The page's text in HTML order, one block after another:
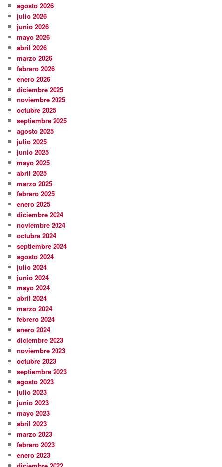
agosto 2026
julio 2026
junio 2026
mayo 2026
abril 2026
marzo 2026
febrero 2026
enero 2026
diciembre 2025
noviembre 2025
octubre 2025
septiembre 2025
agosto 2025
julio 2025
junio 2025
mayo 2025
abril 2025
marzo 2025
febrero 2025
enero 2025
diciembre 2024
noviembre 2024
octubre 2024
septiembre 2024
agosto 2024
julio 2024
junio 2024
mayo 2024
abril 2024
marzo 2024
febrero 2024
enero 2024
diciembre 2023
noviembre 2023
octubre 2023
septiembre 2023
agosto 2023
julio 2023
junio 2023
mayo 2023
abril 2023
marzo 2023
febrero 2023
enero 2023